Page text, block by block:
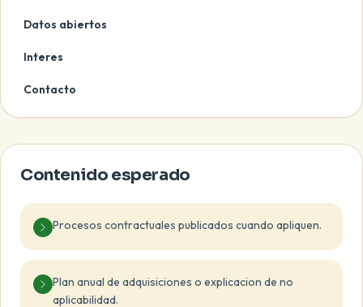
Datos abiertos
Interes
Contacto
Contenido esperado
Procesos contractuales publicados cuando apliquen.
Plan anual de adquisiciones o explicacion de no
aplicabilidad.